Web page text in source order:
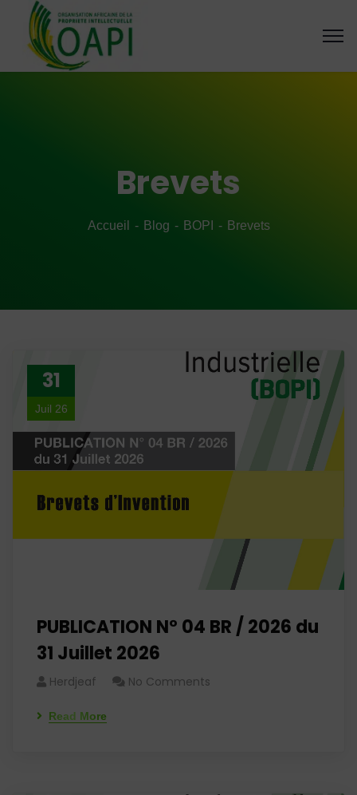
Brevets
Accueil Blog BOPI Brevets
31
Juil 26
PUBLICATION N° 04 BR / 2026 du
31 Juillet 2026
Herdjeaf No Comments
Read More